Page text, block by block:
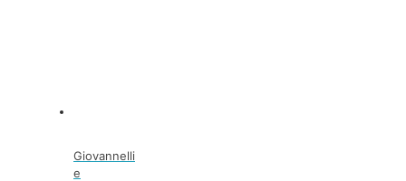
Giovannelli
e